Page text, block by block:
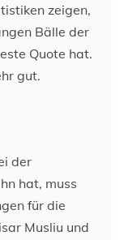
zeigen,
Bälle der
Quote hat.
gut.
der
hat, muss
für die
Musliu und